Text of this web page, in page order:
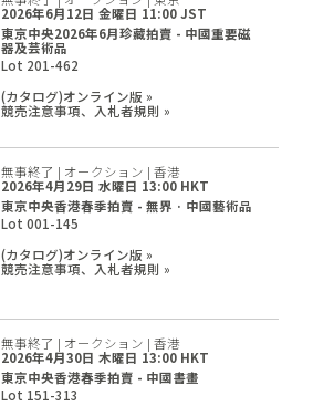
2026年6月12日 金曜日 11:00 JST
東京中央2026年6月珍藏拍賣 - 中國重要磁
器及芸術品
Lot 201-462
(カタログ)オンライン版 »
競売注意事項、入札者規則 »
無事終了 | オークション | 香港
2026年4月29日 水曜日 13:00 HKT
東京中央香港春季拍賣 - 無界 · 中國藝術品
Lot 001-145
(カタログ)オンライン版 »
競売注意事項、入札者規則 »
無事終了 | オークション | 香港
2026年4月30日 木曜日 13:00 HKT
東京中央香港春季拍賣 - 中國書畫
Lot 151-313